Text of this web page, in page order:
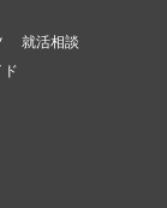
就活相談